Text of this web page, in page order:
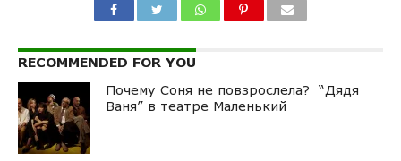
RECOMMENDED FOR YOU
Почему Соня не повзрослела? “Дядя
Ваня” в театре Маленький